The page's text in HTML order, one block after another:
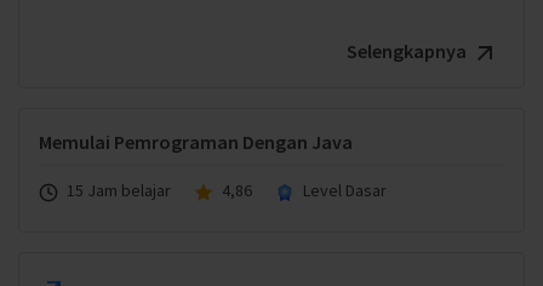
Selengkapnya
Memulai Pemrograman Dengan Java
15 Jam belajar 4,86 Level Dasar